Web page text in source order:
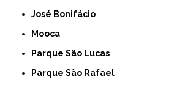
José Bonifácio
Mooca
Parque São Lucas
Parque São Rafael